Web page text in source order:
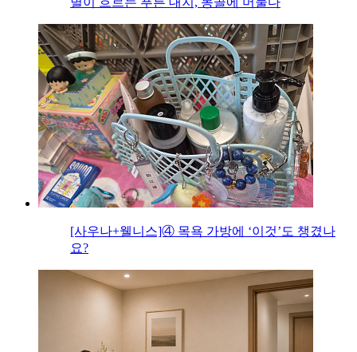
[사우나+웰니스]④ 목욕 가방에 ‘이것’도 챙겼나
요?